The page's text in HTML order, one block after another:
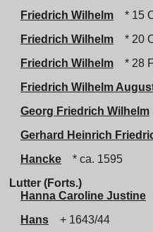
Friedrich Wilhelm
* 15
Friedrich Wilhelm
* 20
Friedrich Wilhelm
* 28
Friedrich Wilhelm
Georg Friedrich Wilhelm
Gerhard Heinrich
Hancke
* ca. 1595
Lutter (Forts.)
Hanna Caroline Justine
Hans
+ 1643/44